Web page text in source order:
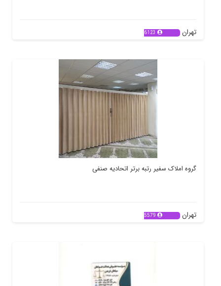
تهران 6123
گروه املاک سفیر رتبه برتر اتحادیه صنفی
تهران 5579